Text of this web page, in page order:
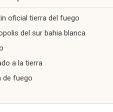
oficial tierra del fuego
del sur bahia blanca
a la tierra
de fuego